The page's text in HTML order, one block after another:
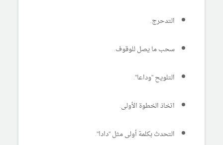
التدحرج.
سحب ما يصل للوقوف.
التلويح "وداعا".
اتخاذ الخطوة الأولى.
التحدث بكلمة أولى مثل "دادا".